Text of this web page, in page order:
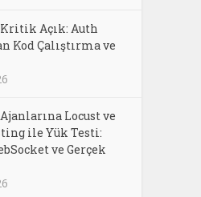
Kritik Açık: Auth
Kod Çalıştırma ve
Locust ve
ile Yük Testi:
ve Gerçek